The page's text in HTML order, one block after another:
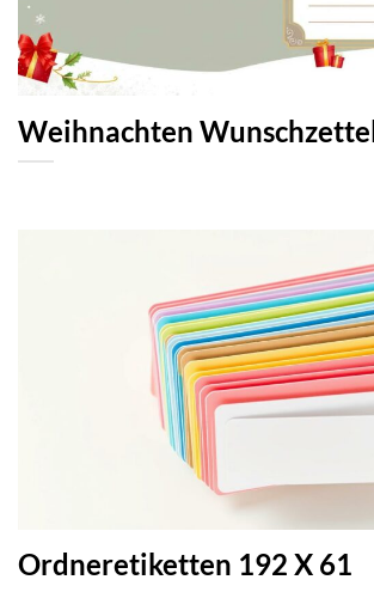
Weihnachten
Ordneretiketten 192 X 61